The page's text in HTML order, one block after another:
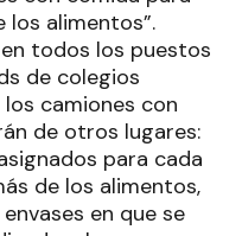
los alimentos”.
todos los puestos
de colegios
camiones con
de otros lugares:
para cada
de los alimentos,
en que se